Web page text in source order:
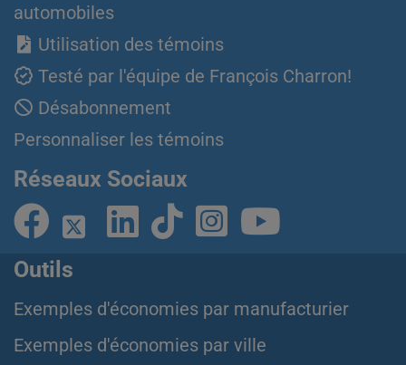
automobiles
Utilisation des témoins
Testé par l'équipe de François Charron!
Désabonnement
Personnaliser les témoins
Réseaux Sociaux
Outils
Exemples d'économies par manufacturier
Exemples d'économies par ville